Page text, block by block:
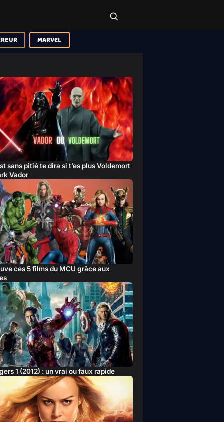
MARVEL
sans pitié te dira si t’es plus Voldemort
Vador
ces 5 films du MCU grâce aux
1 (2012) : un vrai ou faux rapide